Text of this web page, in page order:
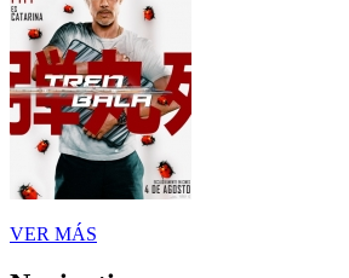
VER MÁS